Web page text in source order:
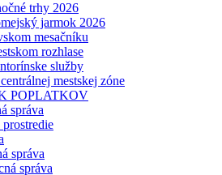
trhy 2026
jarmok 2026
mesačníku
rozhlase
služby
mestskej zóne
POPLATKOV
správa
správa
správa